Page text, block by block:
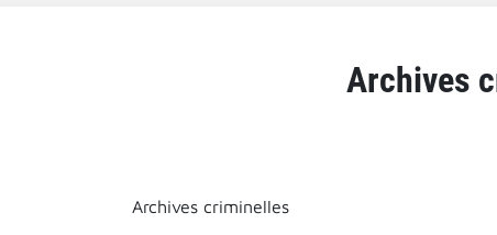
Archives
Archives criminelles